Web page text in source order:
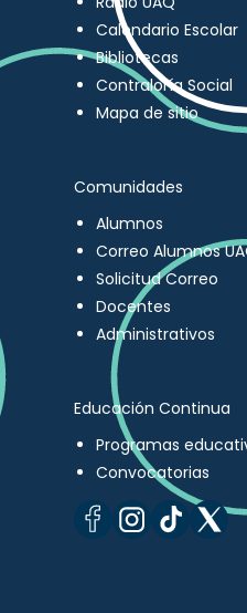
Calendario Escolar
Bibliotecas
Contraloría Social
Mapa de sitio
Comunidades
Alumnos
Correo Alumnos
Solicitud Correo
Docentes
Administrativos
Educación Continua
Programas
Convocatorias